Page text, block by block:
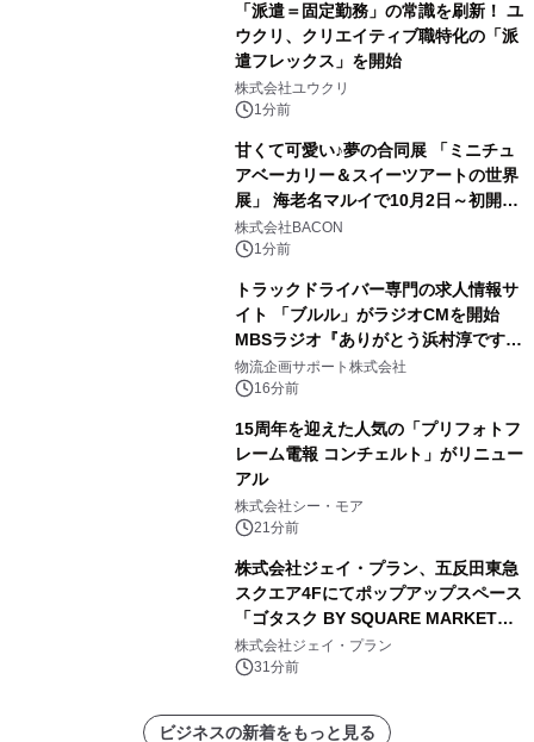
「派遣＝固定勤務」の常識を刷新！ ユ
ウクリ、クリエイティブ職特化の「派
遣フレックス」を開始
株式会社ユウクリ
1分前
甘くて可愛い♪夢の合同展 「ミニチュ
アベーカリー＆スイーツアートの世界
展」 海老名マルイで10月2日～初開
催！
株式会社BACON
1分前
トラックドライバー専門の求人情報サ
イト 「ブルル」がラジオCMを開始
MBSラジオ『ありがとう浜村淳です』
にて8月1日(土)より
物流企画サポート株式会社
16分前
15周年を迎えた人気の「プリフォトフ
レーム電報 コンチェルト」がリニュー
アル
株式会社シー・モア
21分前
株式会社ジェイ・プラン、五反田東急
スクエア4Fにてポップアップスペース
「ゴタスク BY SQUARE MARKET」
の運営を開始
株式会社ジェイ・プラン
31分前
ビジネスの新着をもっと見る